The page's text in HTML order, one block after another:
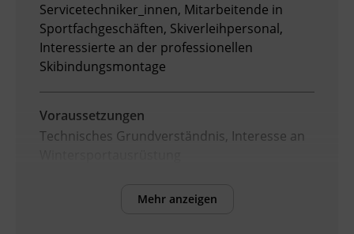
Servicetechniker_innen, Mitarbeitende in
Sportfachgeschäften, Skiverleihpersonal,
Interessierte an der professionellen
Skibindungsmontage
Voraussetzungen
Technisches Grundverständnis, Interesse an
Mehr anzeigen